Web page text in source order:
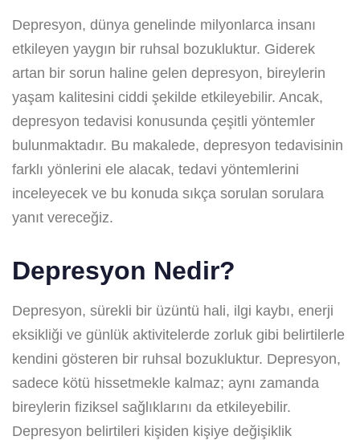
Depresyon, dünya genelinde milyonlarca insanı
etkileyen yaygın bir ruhsal bozukluktur. Giderek
artan bir sorun haline gelen depresyon, bireylerin
yaşam kalitesini ciddi şekilde etkileyebilir. Ancak,
depresyon tedavisi konusunda çeşitli yöntemler
bulunmaktadır. Bu makalede, depresyon tedavisinin
farklı yönlerini ele alacak, tedavi yöntemlerini
inceleyecek ve bu konuda sıkça sorulan sorulara
yanıt vereceğiz.
Depresyon Nedir?
Depresyon, sürekli bir üzüntü hali, ilgi kaybı, enerji
eksikliği ve günlük aktivitelerde zorluk gibi belirtilerle
kendini gösteren bir ruhsal bozukluktur. Depresyon,
sadece kötü hissetmekle kalmaz; aynı zamanda
bireylerin fiziksel sağlıklarını da etkileyebilir.
Depresyon belirtileri kişiden kişiye değişiklik